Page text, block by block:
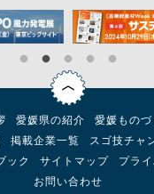
（PDF）
の出展企業の募集を開始し
～6（金）実施）
（PDF）
テリアル展」の出展企業の
（金）実施）
愛媛県の紹介
愛媛もの
掲載企業一覧
スゴ技チャ
ック
サイトマップ
プラ
お問い合わせ